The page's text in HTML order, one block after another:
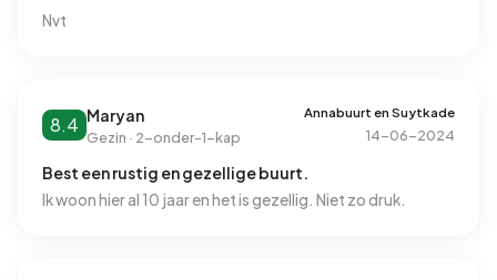
Nvt
8.4 Maryan
Gezin · 2-onder-1-kap
Annabuurt en Suytkade
14-06-2024
Best een rustig en gezellige buurt.
Ik woon hier al 10 jaar en het is gezellig. Niet zo druk.